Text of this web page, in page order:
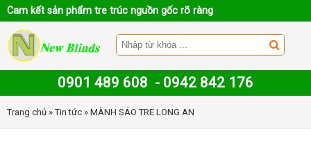
Cam kết sản phẩm tre trúc nguồn gốc rõ ràng
0901 489 608 - 0942 842 176
Trang chủ »Tin tức » MÀNH SÁO TRE LONG AN